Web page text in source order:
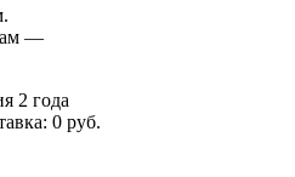
—
2 года
0 руб.